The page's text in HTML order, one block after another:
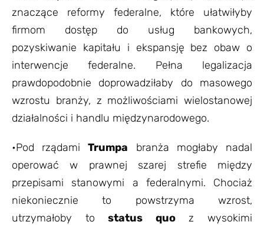
znaczące reformy federalne, które ułatwiłyby
firmom dostęp do usług bankowych,
pozyskiwanie kapitału i ekspansję bez obaw o
interwencje federalne. Pełna legalizacja
prawdopodobnie doprowadziłaby do masowego
wzrostu branży, z możliwościami wielostanowej
działalności i handlu międzynarodowego.
•Pod rządamiTrumpa branża mogłaby nadal
operować w prawnej szarej strefie między
przepisami stanowymi a federalnymi. Chociaż
niekoniecznie to powstrzyma wzrost,
utrzymałoby tostatus quoz wysokimi